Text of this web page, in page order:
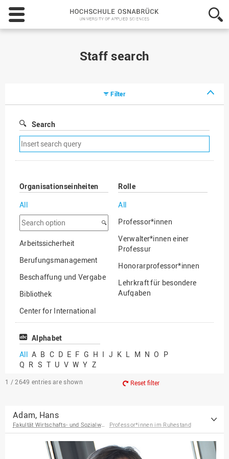
Hochschule
Osnabrück
-
Staff search
Filter
Search
Remove
search
filter
Organisationseinheiten
All
Search
option
Arbeitssicherheit
Berufungsmanagement
Beschaffung und Vergabe
Bibliothek
Center for International
Mobility
Center for International
Chancengerechtigkeit
eLearning Competence
EU-Büro
Fakultät
Agrarwissenschaften und
Landschaftsarchitektur
Rolle
All
Professor*innen
Verwalter*innen einer
Professur
Honorarprofessor*innen
Lehrkraft für besondere
Aufgaben
Professor*innen im
Alphabet
All A B C D E F G H I J K L M N O P
Q R S T U V W Y Z
1 / 2649 entries are shown Reset filter
Adam, Hans
Fakultät Wirtschafts- und Sozialwissenschaften Professor*innen im Ruhestand